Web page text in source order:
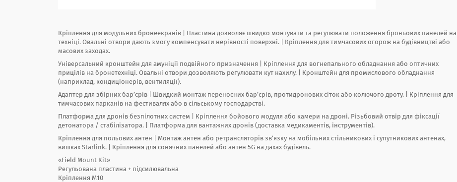
Кріплення для модульних бронеекранів | Пластина дозволяє швидко монтувати та регулювати положення броньових панелей на
техніці. Овальні отвори дають змогу компенсувати нерівності поверхні. | Кріплення для тимчасових огорож на будівництві або
масових заходах.
Універсальний кронштейн для амуніції подвійного призначення | Кріплення для вогнепального обладнання або оптичних
прицілів на бронетехніці. Овальні отвори дозволяють регулювати кут нахилу. | Кронштейн для промислового обладнання
(наприклад, кондиціонерів, вентиляції).
Адаптер для збірних бар’єрів | Швидкий монтаж переносних бар’єрів, протидронових сіток або колючого дроту. | Кріплення для
тимчасових парканів на фестивалях або в сільському господарстві.
Платформа для дронів безпілотних систем | Кріплення бойового модуля або камери на дроні. Різьбовий отвір для фіксації
детонатора / стабілізатора. | Платформа для вантажних дронів (доставка медикаментів, інструментів).
Кріплення для польових антен | Монтаж антен або ретрансляторів зв’язку на мобільних стільникових і супутникових антенах,
вишках Starlink. | Кріплення для сонячних панелей або антен 5G на дахах будівель.
«Field Mount Kit»
Регульована пластина + підсилювальна
Кріплення М10